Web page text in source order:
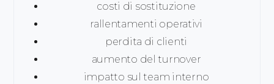
costi di sostituzione
rallentamenti operativi
perdita di clienti
aumento del turnover
impatto sul team interno